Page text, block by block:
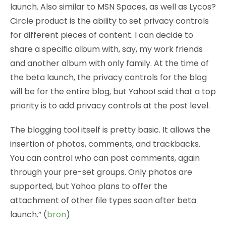
launch. Also similar to MSN Spaces, as well as Lycos?
Circle product is the ability to set privacy controls
for different pieces of content. I can decide to
share a specific album with, say, my work friends
and another album with only family. At the time of
the beta launch, the privacy controls for the blog
will be for the entire blog, but Yahoo! said that a top
priority is to add privacy controls at the post level.
The blogging tool itself is pretty basic. It allows the
insertion of photos, comments, and trackbacks.
You can control who can post comments, again
through your pre-set groups. Only photos are
supported, but Yahoo plans to offer the
attachment of other file types soon after beta
launch.” (bron)